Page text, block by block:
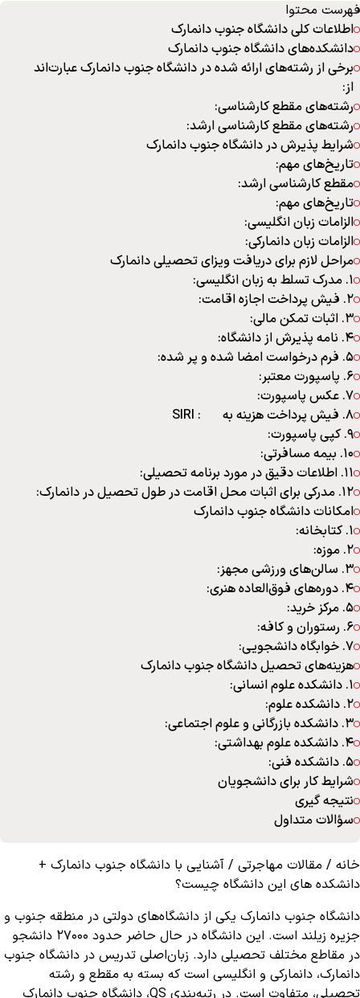
فهرست محتوا
اطلاعات کلی دانشگاه جنوب دانمارک
دانشکده‌های دانشگاه جنوب دانمارک
برخی از رشته‌های ارائه شده در دانشگاه جنوب دانمارک عبارت‌اند
از:
رشته‌های مقطع کارشناسی:
رشته‌های مقطع کارشناسی ارشد:
شرایط پذیرش در دانشگاه جنوب دانمارک
تاریخ‌های مهم:
مقطع کارشناسی ارشد:
تاریخ‌های مهم:
الزامات زبان انگلیسی:
الزامات زبان دانمارکی:
مراحل لازم برای دریافت ویزای تحصیلی دانمارک
۱. مدرک تسلط به زبان انگلیسی:
۲. فیش پرداخت اجازه اقامت:
۳. اثبات تمکن مالی:
۴. نامه پذیرش از دانشگاه:
۵. فرم درخواست امضا شده و پر شده:
۶. پاسپورت معتبر:
۷. عکس پاسپورت:
۸. فیش پرداخت هزینه به SIRI :
۹. کپی پاسپورت:
۱۰. بیمه مسافرتی:
۱۱. اطلاعات دقیق در مورد برنامه تحصیلی:
۱۲. مدرکی برای اثبات محل اقامت در طول تحصیل در دانمارک:
امکانات دانشگاه جنوب دانمارک
۱. کتابخانه:
۲. موزه:
۳. سالن‌های ورزشی مجهز:
۴. دوره‌های فوق‌العاده هنری:
۵. مرکز خرید:
۶. رستوران و کافه:
۷. خوابگاه دانشجویی:
هزینه‌های تحصیل دانشگاه جنوب دانمارک
1. دانشکده علوم انسانی:
2. دانشکده علوم:
3. دانشکده بازرگانی و علوم اجتماعی:
4. دانشکده علوم بهداشتی:
5. دانشکده فنی:
شرایط کار برای دانشجویان
نتیجه‌ گیری
سؤالات متداول
خانه / مقالات مهاجرتی / آشنایی با دانشگاه جنوب دانمارک +
دانشکده های این دانشگاه چیست؟
دانشگاه جنوب دانمارک یکی از دانشگاه‌های دولتی در منطقه جنوب و
جزیره زیلند است. این دانشگاه در حال حاضر حدود ۲۷۰۰۰ دانشجو
در مقاطع مختلف تحصیلی دارد. زبان‌اصلی تدریس در دانشگاه جنوب
دانمارک، دانمارکی و انگلیسی است که بسته به مقطع و رشته
تحصیلی، متفاوت است. در رتبه‌بندی QS، دانشگاه جنوب دانمارک